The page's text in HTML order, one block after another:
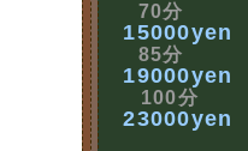
70分
15000yen
85分
19000yen
100分
23000yen